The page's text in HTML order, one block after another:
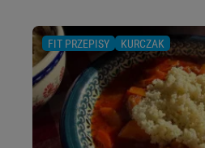
FIT PRZEPISY KURCZAK